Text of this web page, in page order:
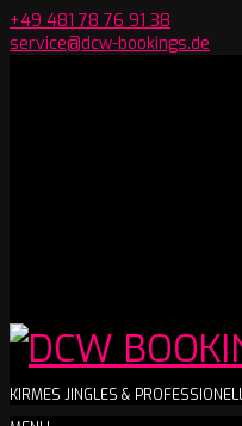
Skip
to
+49 481 78 76 91 38
service@dcw-bookings.de
DCW
KIRMES JINGLES &